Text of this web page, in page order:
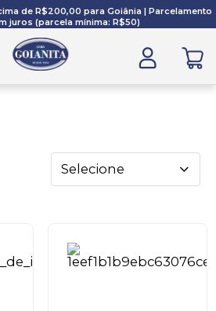
de R$200,00 para Goiânia | Parcelamento
juros (parcela mínima: R$50)
Selecione